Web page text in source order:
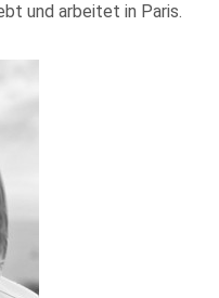
und arbeitet in Paris.